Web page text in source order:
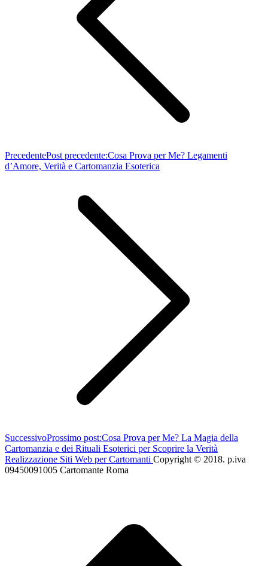
PrecedentePost precedente:Cosa Prova per Me? Legamenti
d’Amore, Verità e Cartomanzia Esoterica
SuccessivoProssimo post:Cosa Prova per Me? La Magia della
Cartomanzia e dei Rituali Esoterici per Scoprire la Verità
Realizzazione Siti Web per Cartomanti Copyright © 2018. p.iva
09450091005 Cartomante Roma